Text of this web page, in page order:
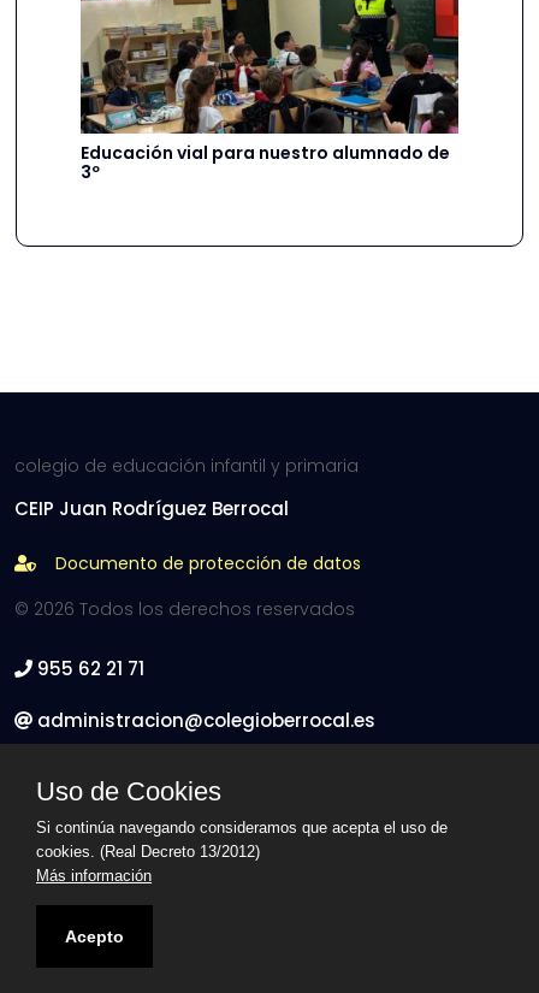
Educación vial para nuestro alumnado de
3º
colegio de educación infantil y primaria
CEIP Juan Rodríguez Berrocal
Documento de protección de datos
© 2026 Todos los derechos reservados
955 62 21 71
administracion@colegioberrocal.es
Síguenos en Facebook
Uso de Cookies
Si continúa navegando consideramos que acepta el uso de
cookies. (Real Decreto 13/2012)
Más información
Acepto